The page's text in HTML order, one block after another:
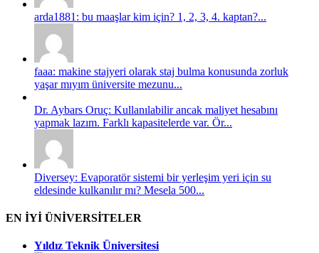
arda1881: bu maaşlar kim için? 1, 2, 3, 4. kaptan?...
faaa: makine stajyeri olarak staj bulma konusunda zorluk
yaşar mıyım üniversite mezunu...
Dr. Aybars Oruç: Kullanılabilir ancak maliyet hesabını
yapmak lazım. Farklı kapasitelerde var. Ör...
Diversey: Evaporatör sistemi bir yerleşim yeri için su
eldesinde kulkanılır mı? Mesela 500...
EN İYİ ÜNİVERSİTELER
Yıldız Teknik Üniversitesi